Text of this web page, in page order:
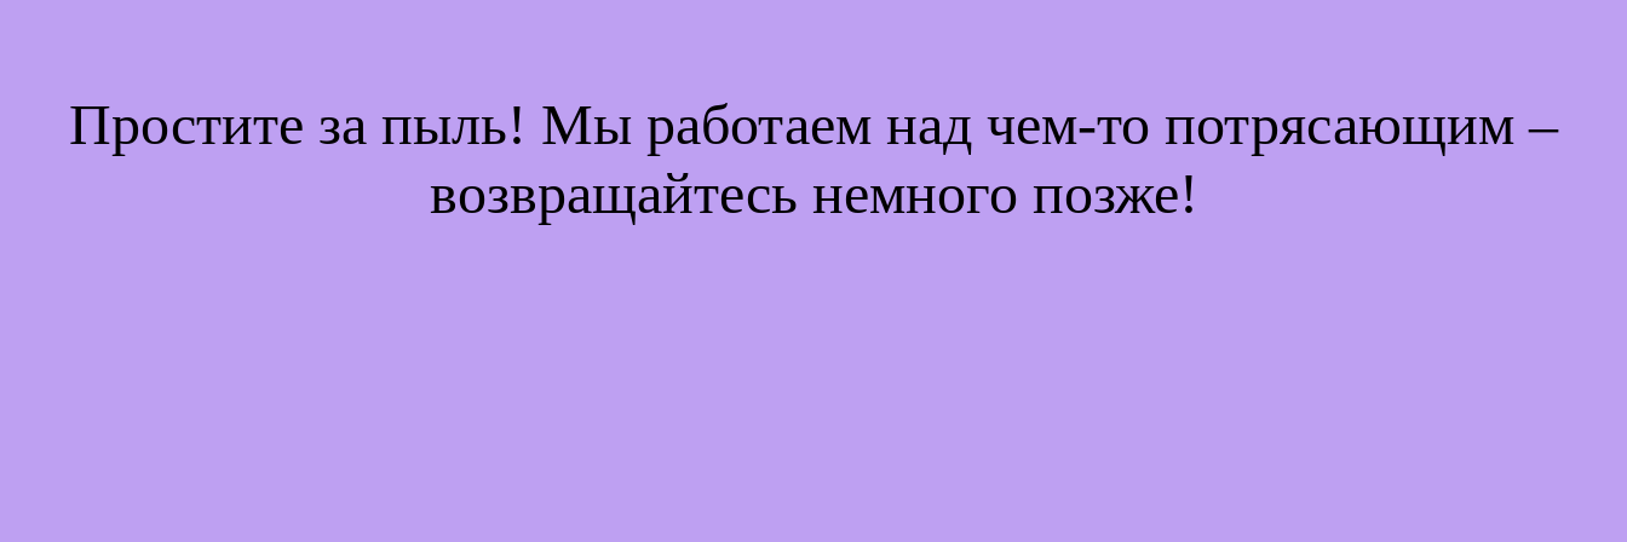
Простите за пыль! Мы работаем над чем-то потрясающим –
возвращайтесь немного позже!